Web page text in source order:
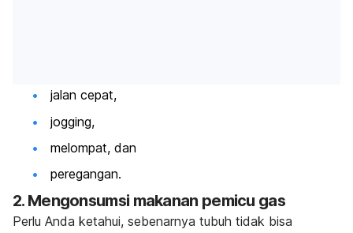
jalan cepat,
jogging,
melompat, dan
peregangan.
2. Mengonsumsi makanan pemicu gas
Perlu Anda ketahui, sebenarnya tubuh tidak bisa